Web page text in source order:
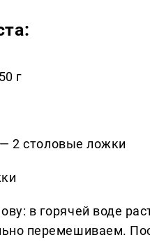
г
2 столовые ложки
в горячей воде
перемешиваем.